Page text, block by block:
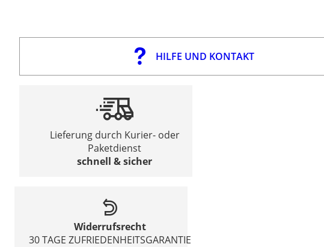
HILFE UND KONTAKT
Lieferung durch Kurier- oder
Paketdienst
schnell & sicher
Widerrufsrecht
30 TAGE ZUFRIEDENHEITSGARANTIE